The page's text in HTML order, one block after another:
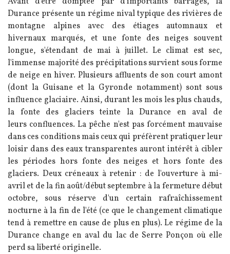
Durance présente un régime nival typique des rivières de
montagne alpines avec des étiages automnaux et
hivernaux marqués, et une fonte des neiges souvent
longue, s'étendant de mai à juillet. Le climat est sec,
l'immense majorité des précipitations survient sous forme
de neige en hiver. Plusieurs affluents de son court amont
(dont la Guisane et la Gyronde notamment) sont sous
influence glaciaire. Ainsi, durant les mois les plus chauds,
la fonte des glaciers teinte la Durance en aval de
leurs confluences. La pêche n'est pas forcément mauvaise
dans ces conditions mais ceux qui préfèrent pratiquer leur
loisir dans des eaux transparentes auront intérêt à cibler
les périodes hors fonte des neiges et hors fonte des
glaciers. Deux créneaux à retenir : de l'ouverture à mi-
avril et de la fin août/début septembre à la fermeture début
octobre, sous réserve d'un certain rafraîchissement
nocturne à la fin de l'été (ce que le changement climatique
tend à remettre en cause de plus en plus).Le régime de la
Durance change en aval du lac de Serre Ponçon où elle
perd sa liberté originelle.